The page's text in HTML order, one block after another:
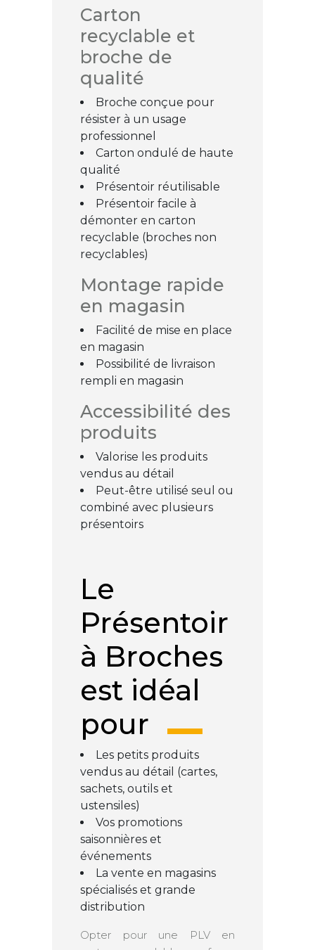
Carton
recyclable et
broche de
qualité
Broche conçue pour
résister à un usage
professionnel
Carton ondulé de haute
qualité
Présentoir réutilisable
Présentoir facile à
démonter en carton
recyclable (broches non
recyclables)
Montage rapide
en magasin
Facilité de mise en place
en magasin
Possibilité de livraison
rempli en magasin
Accessibilité des
produits
Valorise les produits
vendus au détail
Peut-être utilisé seul ou
combiné avec plusieurs
présentoirs
Le
Présentoir
à Broches
est idéal
pour
Les petits produits
vendus au détail (cartes,
sachets, outils et
ustensiles)
Vos promotions
saisonnières et
événements
La vente en magasins
spécialisés et grande
distribution
Opter pour une PLV en